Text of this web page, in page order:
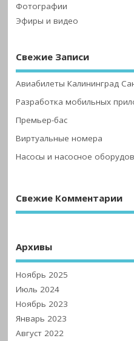
Фотографии
Эфиры и видео
Свежие Записи
Авиабилеты Калининград
Разработка мобильных
Премьер-бас
Виртуальные номера
Насосы и насосное
Свежие Комментарии
Архивы
Ноябрь 2025
Июль 2024
Ноябрь 2023
Январь 2023
Август 2022